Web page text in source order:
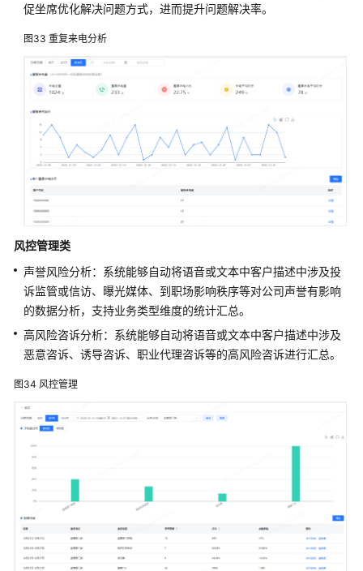
促坐席优化解决问题方式，进而提升问题解决率。
图33 重复来电分析
风控管理类
声誉风险分析：系统能够自动将语音或文本中客户描述中涉及投
诉监管或信访、曝光媒体、到职场影响秩序等对公司声誉有影响
的数据分析，支持业务类型维度的统计汇总。
高风险咨诉分析：系统能够自动将语音或文本中客户描述中涉及
恶意咨诉、诱导咨诉、职业代理咨诉等的高风险咨诉进行汇总。
图34 风控管理